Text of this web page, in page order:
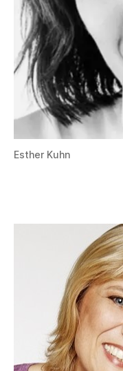
Esther Kuhn